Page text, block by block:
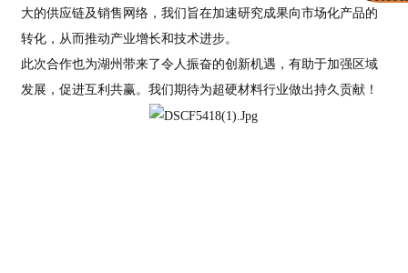
大的供应链及销售网络，我们旨在加速研究成果向市场化产品的
转化，从而推动产业增长和技术进步。
此次合作也为湖州带来了令人振奋的创新机遇，有助于加强区域
发展，促进互利共赢。我们期待为超硬材料行业做出持久贡献！